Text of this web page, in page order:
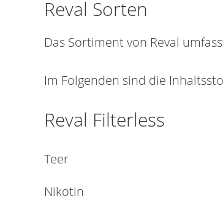
Reval Sorten
Das Sortiment von Reval
Im Folgenden sind die
Reval Filterless
Teer
Nikotin